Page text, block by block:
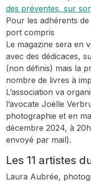
des préventes, sur
Pour les adhérents
port compris
Le magazine sera en
avec des dédicaces,
(non définis) mais la
nombre de livres à
L’association va
l’avocate Joëlle
photographie et en
décembre 2024, à
envoyé par mail).
Les 11 artistes
Laura Aubrée,